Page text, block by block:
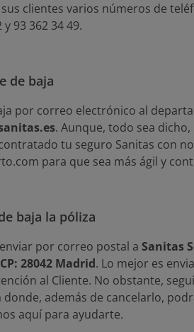
clientes varios números de
93 362 34 49.
de baja
por correo electrónico al
. Aunque, todo sea
tu seguro Sanitas con
para que sea más ágil y
baja la póliza
por correo postal a Sanitas
28042 Madrid. Lo mejor es
al Cliente. No obstante,
además de cancelarlo,
aquí para ayudarte.